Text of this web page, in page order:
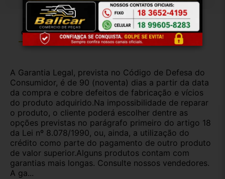
Garantia Certificado de Procedência Troca e Devolução
A Garantia Legal, prevista no Código de Defesa do
Consumidor, é de 90 (noventa) dias a partir da data
da compra e cobre defeitos de fabricação e vícios
do produto adquirido.Na impossibilidade de reparar
o produto, o cliente poderá escolher dentre as
opções previstas no parágrafo primeiro do artigo 18
da Lei nº 8.078/1990, ou, ainda, a utilização do
crédito como parte do pagamento de outro produto
de valor superior.Alguns produtos contam com
garantias mais longas. Consulte nossos vendedores.
A ga...